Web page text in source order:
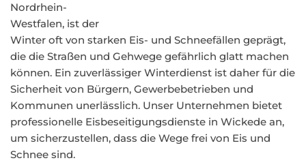
Nordrhein-
Westfalen, ist der
Winter oft von starken Eis- und Schneefällen geprägt,
die die Straßen und Gehwege gefährlich glatt machen
können. Ein zuverlässiger Winterdienst ist daher für die
Sicherheit von Bürgern, Gewerbebetrieben und
Kommunen unerlässlich. Unser Unternehmen bietet
professionelle Eisbeseitigungsdienste in Wickede an,
um sicherzustellen, dass die Wege frei von Eis und
Schnee sind.